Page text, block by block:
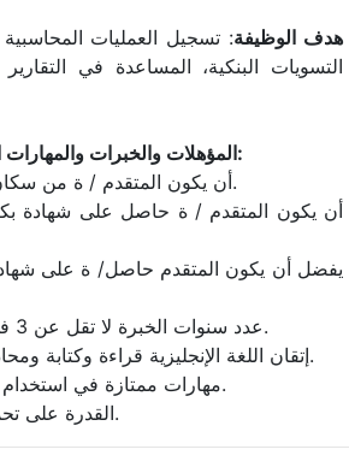
هدف الوظيفة: تسجيل العمليات المحاسبية
التسويات البنكية، المساعدة في التقارير
المؤهلات والخبرات والمهارات المطلوبة لدى المتقدم/ة:
· أن يكون المتقدم / ة من سكان مدينة رام الله.
· عدد سنوات الخبرة لا تقل عن 3 في مجال التأمين.
· إتقان اللغة الإنجليزية قراءة وكتابة ومحادثة بشكل ممتاز.
· مهارات ممتازة في استخدام برامج الحاسوب.
· القدرة على تحمل ضغط العمل.